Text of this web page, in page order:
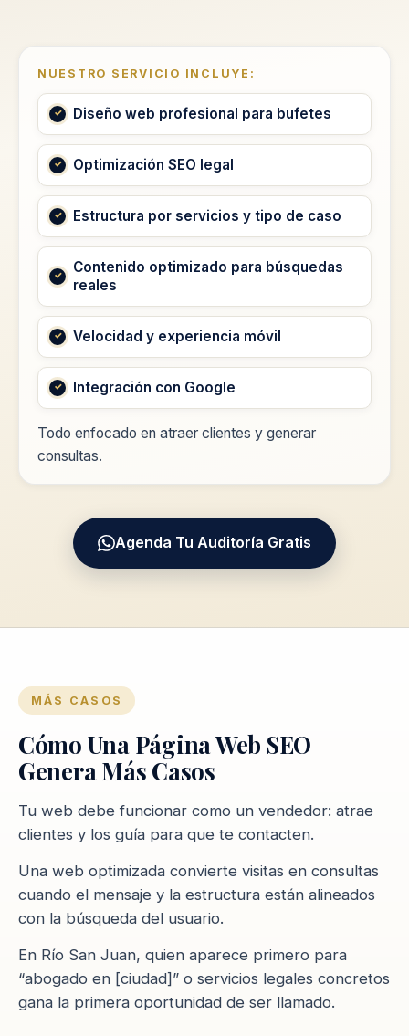
NUESTRO SERVICIO INCLUYE:
Diseño web profesional para bufetes
Optimización SEO legal
Estructura por servicios y tipo de caso
Contenido optimizado para búsquedas
reales
Velocidad y experiencia móvil
Integración con Google
Todo enfocado en atraer clientes y generar
consultas.
Agenda Tu Auditoría Gratis
MÁS CASOS
Cómo Una Página Web SEO
Genera Más Casos
Tu web debe funcionar como un vendedor: atrae
clientes y los guía para que te contacten.
Una web optimizada convierte visitas en consultas
cuando el mensaje y la estructura están alineados
con la búsqueda del usuario.
En Río San Juan, quien aparece primero para
“abogado en [ciudad]” o servicios legales concretos
gana la primera oportunidad de ser llamado.